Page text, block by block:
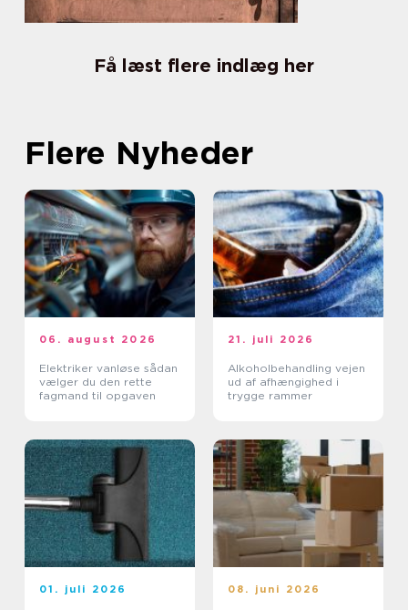
Få læst flere indlæg her
Flere Nyheder
06. august 2026
Elektriker vanløse sådan
vælger du den rette
fagmand til opgaven
21. juli 2026
Alkoholbehandling vejen
ud af afhængighed i
trygge rammer
01. juli 2026 08. juni 2026